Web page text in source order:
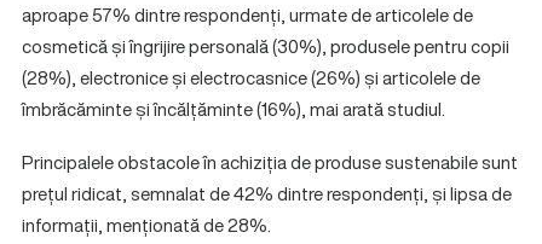
aproape 57% dintre respondenți, urmate de articolele de
cosmetică și îngrijire personală (30%), produsele pentru copii
(28%), electronice și electrocasnice (26%) și articolele de
îmbrăcăminte și încălțăminte (16%), mai arată studiul.
Principalele obstacole în achiziția de produse sustenabile sunt
prețul ridicat, semnalat de 42% dintre respondenți, și lipsa de
informații, menționată de 28%.